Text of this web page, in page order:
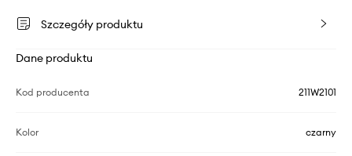
Szczegóły produktu
Dane produktu
Kod producenta 211W2101
Kolor czarny